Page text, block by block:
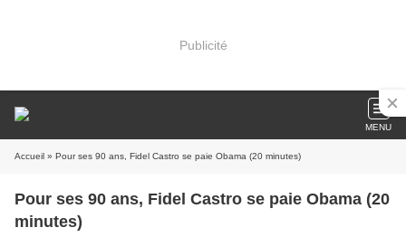
Publicité
MENU
Accueil » Pour ses 90 ans, Fidel Castro se paie Obama (20 minutes)
Pour ses 90 ans, Fidel Castro se paie Obama (20
minutes)